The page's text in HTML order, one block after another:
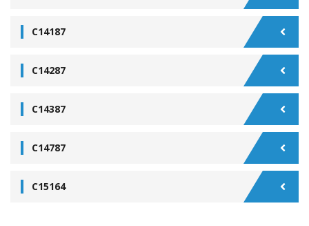
C14187
C14287
C14387
C14787
C15164